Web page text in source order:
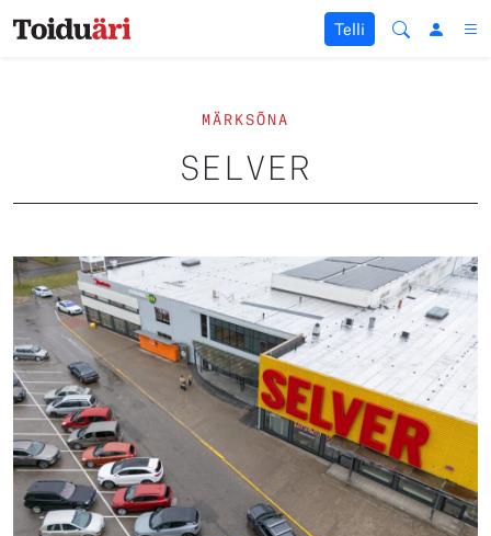
Liigu sisu juurde
Telli
MÄRKSÕNA
SELVER